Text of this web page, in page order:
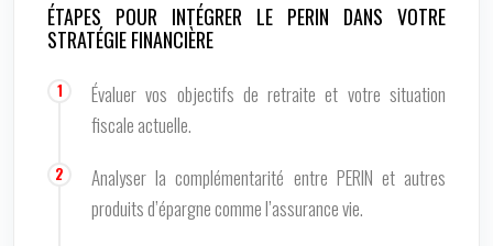
ÉTAPES POUR INTÉGRER LE PERIN DANS VOTRE
STRATÉGIE FINANCIÈRE
Évaluer vos objectifs de retraite et votre situation
fiscale actuelle.
Analyser la complémentarité entre PERIN et autres
produits d’épargne comme l’assurance vie.